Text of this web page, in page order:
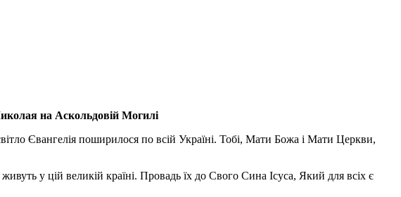
на Аскольдовій Могилі
Євангелія поширилося по всій Україні. Тобі, Мати Божа і Мати Церкви,
у цій великій країні. Провадь їх до Свого Сина Ісуса, Який для всіх є